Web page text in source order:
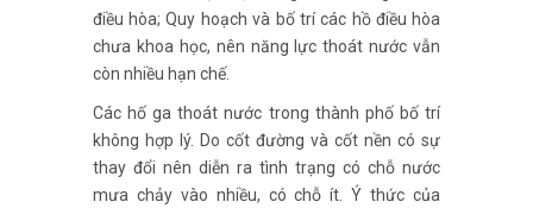
điều hòa; Quy hoạch và bố trí các hồ điều hòa
chưa khoa học, nên năng lực thoát nước vẫn
còn nhiều hạn chế.
Các hố ga thoát nước trong thành phố bố trí
không hợp lý. Do cốt đường và cốt nền có sự
thay đổi nên diễn ra tình trạng có chỗ nước
mưa chảy vào nhiều, có chỗ ít. Ý thức của